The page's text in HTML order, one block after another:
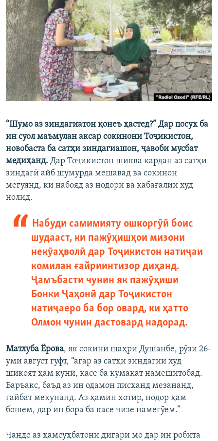
ГУЗОРИШҲОИ РАДИОӢ
Русский
ПАЙГИРӢ КУНЕД
“Шумо аз зиндагиатон қонеъ ҳастед?” Дар посух ба
ин суол маъмулан аксар сокинони Тоҷикистон,
новобаста ба сатҳи зиндагиашон, ҷавоби мусбат
медиҳанд. Дар Тоҷикистон шиква кардан аз сатҳи
зиндагӣ айб шумурда мешавад ва сокинон
мегӯянд, ки набояд аз нодорӣ ва кабағалии худ
нолид.
Набуди самимияту ошкоргӯӣ боис
шудааст, ки пажӯҳишҳои мизони
некӯаҳволӣ дар Тоҷикистон натиҷаи
комилан ғайриинтизор диҳанд.
Ҷамъбасти чунин як пажӯҳиши
Бонки Ҷаҳонӣ дар Тоҷикистон
натиҷаеро ба бор овард, ки ҳатто
Олмон чунин дастовард надорад.
Матлуба Ёрова, як сокини шаҳри Душанбе, рӯзи 26-
уми август гуфт, “агар аз сатҳи зиндагии худ
шикоят ҳам кунӣ, касе ба кумакат намешитобад.
Баръакс, баъд аз ин одамон писханд мезананд,
ғайбат мекунанд. Аз ҳамин хотир, нодор ҳам
бошем, дар ин бора ба касе чизе намегӯем.”
Чанде аз ҳамсӯҳбатони дигари мо дар ин робита